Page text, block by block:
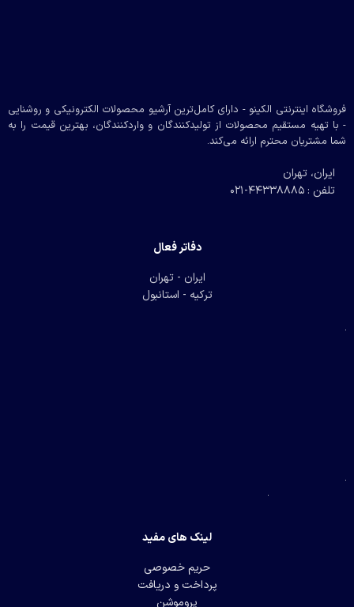
فروشگاه اینترنتی الکینو - دارای کامل‌ترین آرشیو محصولات الکترونیکی و روشنایی
- با تهیه مستقیم محصولات از تولیدکنندگان و واردکنندگان، بهترین قیمت را به
شما مشتریان محترم ارائه می‌کند.
ایران، تهران
تلفن : 44338885-021
دفاتر فعال
ایران - تهران
ترکیه - استانبول
لینک های مفید
حریم خصوصی
پرداخت و دریافت
پروموشن